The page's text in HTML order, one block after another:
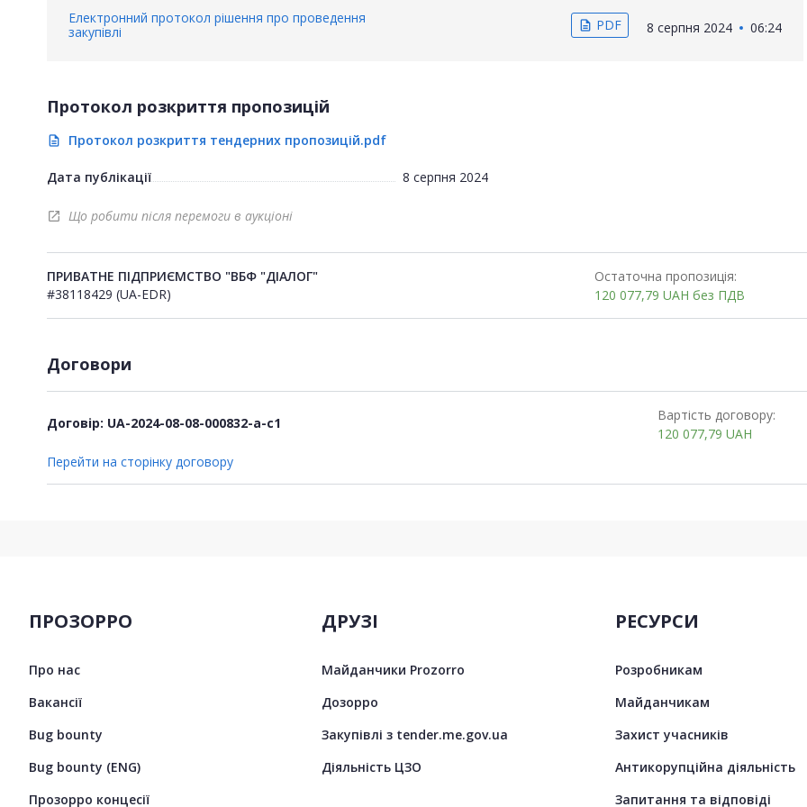
Електронний протокол рішення про проведення
закупівлі
description PDF 8 серпня 2024 06:24
Протокол розкриття пропозицій
description Протокол розкриття тендерних пропозицій.pdf
Дата публікації 8 серпня 2024
open_in_new Що робити після перемоги в аукціоні
ПРИВАТНЕ ПІДПРИЄМСТВО "ВБФ "ДІАЛОГ"
#38118429 (UA-EDR)
Остаточна пропозиція:
120 077,79 UAH без ПДВ
Договори
Договір: UA-2024-08-08-000832-a-c1
Вартість договору:
120 077,79 UAH
Перейти на сторінку договору
ПРОЗОРРО
Про нас
Вакансії
Bug bounty
Bug bounty (ENG)
Прозорро концесії
ДРУЗІ
Майданчики Prozorro
Дозорро
Закупівлі з tender.me.gov.ua
Діяльність ЦЗО
РЕСУРСИ
Розробникам
Майданчикам
Захист учасників
Антикорупційна діяльність
Запитання та відповіді